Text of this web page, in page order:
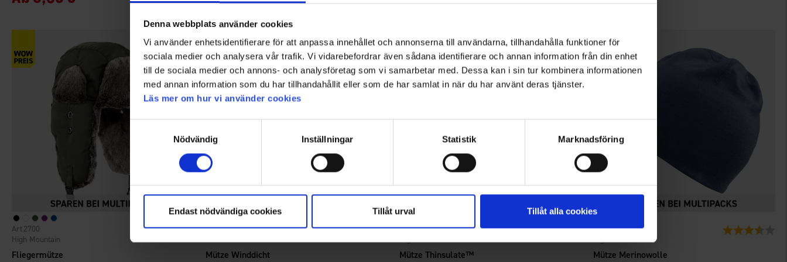
Denna webbplats använder cookies
Vi använder enhetsidentifierare för att anpassa innehållet och annonserna till användarna, tillhandahålla funktioner för
sociala medier och analysera vår trafik. Vi vidarebefordrar även sådana identifierare och annan information från din enhet
till de sociala medier och annons- och analysföretag som vi samarbetar med. Dessa kan i sin tur kombinera informationen
med annan information som du har tillhandahållit eller som de har samlat in när du har använt deras tjänster.
Läs mer om hur vi använder cookies
Nödvändig
Inställningar Statistik Marknadsföring
Endast nödvändiga cookies Tillåt urval Tillåt alla cookies
Fliegermütze
High Mountain
2700 Bewertung: 4.6 von 5 Sternen
Mütze Winddicht
Brokared
4720 Bewertung: 4.2 von 5 Sternen
Mütze Thinsulate™
High Mountain
6085 Bewertung: 4.6 von 5 Sternen
Mütze Merinowolle
High Mountain
4714 Bewertung: